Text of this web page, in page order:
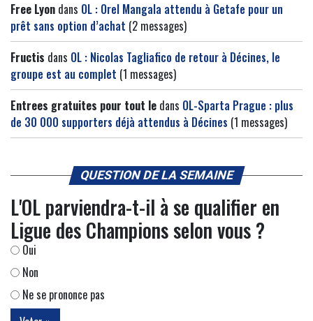
Free Lyon dans OL : Orel Mangala attendu à Getafe pour un
prêt sans option d’achat (2 messages)
Fructis dans OL : Nicolas Tagliafico de retour à Décines, le
groupe est au complet (1 messages)
Entrees gratuites pour tout le dans OL-Sparta Prague : plus
de 30 000 supporters déjà attendus à Décines (1 messages)
QUESTION DE LA SEMAINE
L'OL parviendra-t-il à se qualifier en
Ligue des Champions selon vous ?
Oui
Non
Ne se prononce pas